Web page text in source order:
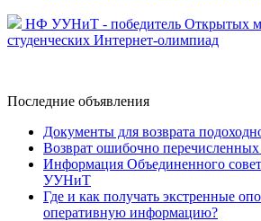
НФ УУНиТ - победитель Открытых
студенческих Интернет-олимпиад
Последние объявления
Документы для возврата
Возврат ошибочно
Информация Объединенного
УУНиТ
Где и как получать экстренные
оперативную информацию?